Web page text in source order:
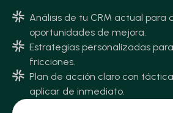
Análisis de tu CRM actual para
oportunidades de mejora.
Estrategias personalizadas
fricciones.
Plan de acción claro con
aplicar de inmediato.